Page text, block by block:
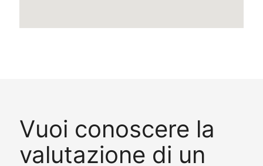
Vuoi conoscere la
valutazione di un